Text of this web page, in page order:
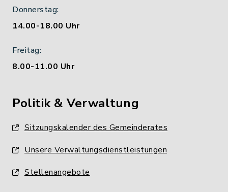
Donnerstag:
14.00-18.00 Uhr
Freitag:
8.00-11.00 Uhr
Politik & Verwaltung
Sitzungskalender des Gemeinderates
Unsere Verwaltungsdienstleistungen
Stellenangebote